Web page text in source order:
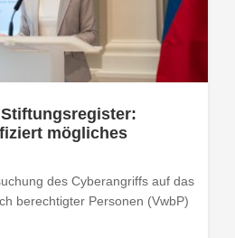
mögliches
des Cyberangriffs auf das
berechtigter Personen (VwbP)